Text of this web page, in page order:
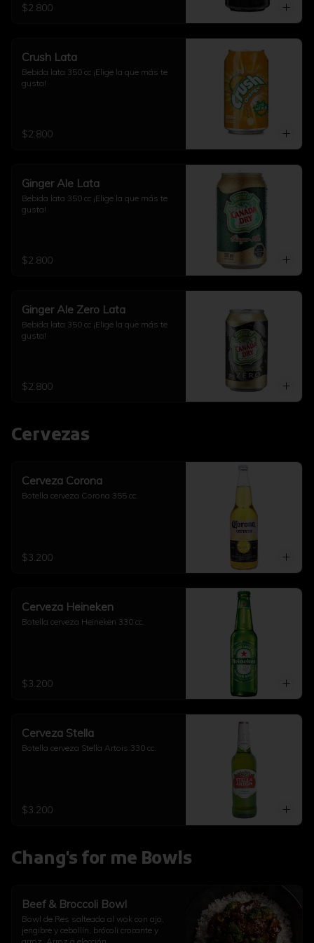
$2.800
Crush Lata
Bebida lata 350 cc ¡Elige la que más te
gusta!
$2.800
Ginger Ale Lata
Bebida lata 350 cc ¡Elige la que más te
gusta!
$2.800
Ginger Ale Zero Lata
Bebida lata 350 cc ¡Elige la que más te
gusta!
$2.800
Cervezas
Cerveza Corona
Botella cerveza Corona 355 cc.
$3.200
Cerveza Heineken
Botella cerveza Heineken 330 cc.
$3.200
Cerveza Stella
Botella cerveza Stella Artois 330 cc.
$3.200
Chang's for me Bowls
Beef & Broccoli Bowl
Bowl de Res salteada al wok con ajo,
jengibre y cebollín, brócoli crocante y